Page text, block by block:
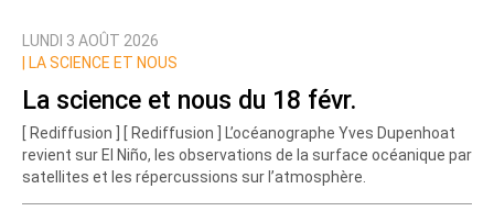
LUNDI 3 AOÛT 2026
LA SCIENCE ET NOUS
La science et nous du 18 févr.
[ Rediffusion ] [ Rediffusion ] L’océanographe Yves Dupenhoat
revient sur El Niño, les observations de la surface océanique par
satellites et les répercussions sur l’atmosphère.